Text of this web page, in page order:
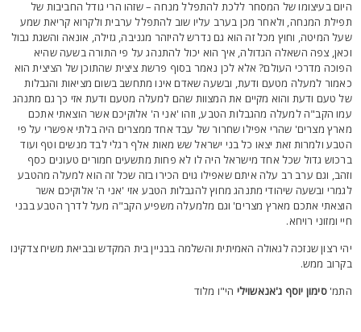
בעיצומו של המסחר ללכת להתפלל מנחה – שזהו הרי גודל החביבות של
המנחה, ולאחר מכן בערב עליו שוב להתפלל ערבית ולקרוא קריאת שמע
המיטה, וחוץ מכל זה הוא גם נדרש להיזהר מגניבה, גזילה, אונאה והשגת גבול
צפה השאלה הגדולה, איך הוא יכול להתנהג על פי התורה בשעה שהיא
מדרכי העולם? אלא לכן נאמר בסוף פרשת ציצית שהתוכן של הציצית הוא
למעלה מטעם ודעת, ובשעה שאדם אינו מתחשב בשום מציאות והגבלות
טעם ודעת והוא מקיים את המצוות שהם למעלה מטעם ודעת אזי כך גם מתנהג
הקב"ה למעלה מהגבלות הטבע, וזהו 'אני ה' אלוקיכם אשר הוצאתי אתכם
מצרים' שהרי אפילו שחרור של עבד אחד ממצרים היה בלתי אפשרי על פי
ולמרות זאת יצאו כל בני ישראל שש מאות אלף רגלי לבד מנשים וטף ועוד
גדול שכל אחד מישראל היה לו לא פחות מתשעים חמורים טעונים כסף
וגם ערב רב עלה איתם שאפילו גוים הכירו בזה שכל זה הוא למעלה מהטבע
ובשעה שיהודי מתנהג מחוץ להגבלות הטבע אזי 'אני ה' אלוקיכם אשר
אתכם מארץ מצרים' וגם מלמעלה משפיע הקב"ה מעל לדרך הטבע בבני
ומזוני רויחא.
רצון שנזכה לגאולה האמיתית והשלמה בבניין בית המקדש ובביאת משיח צדקינו
ממש.
סימון יוסף ג'אנאשויליהי"ו מלוד